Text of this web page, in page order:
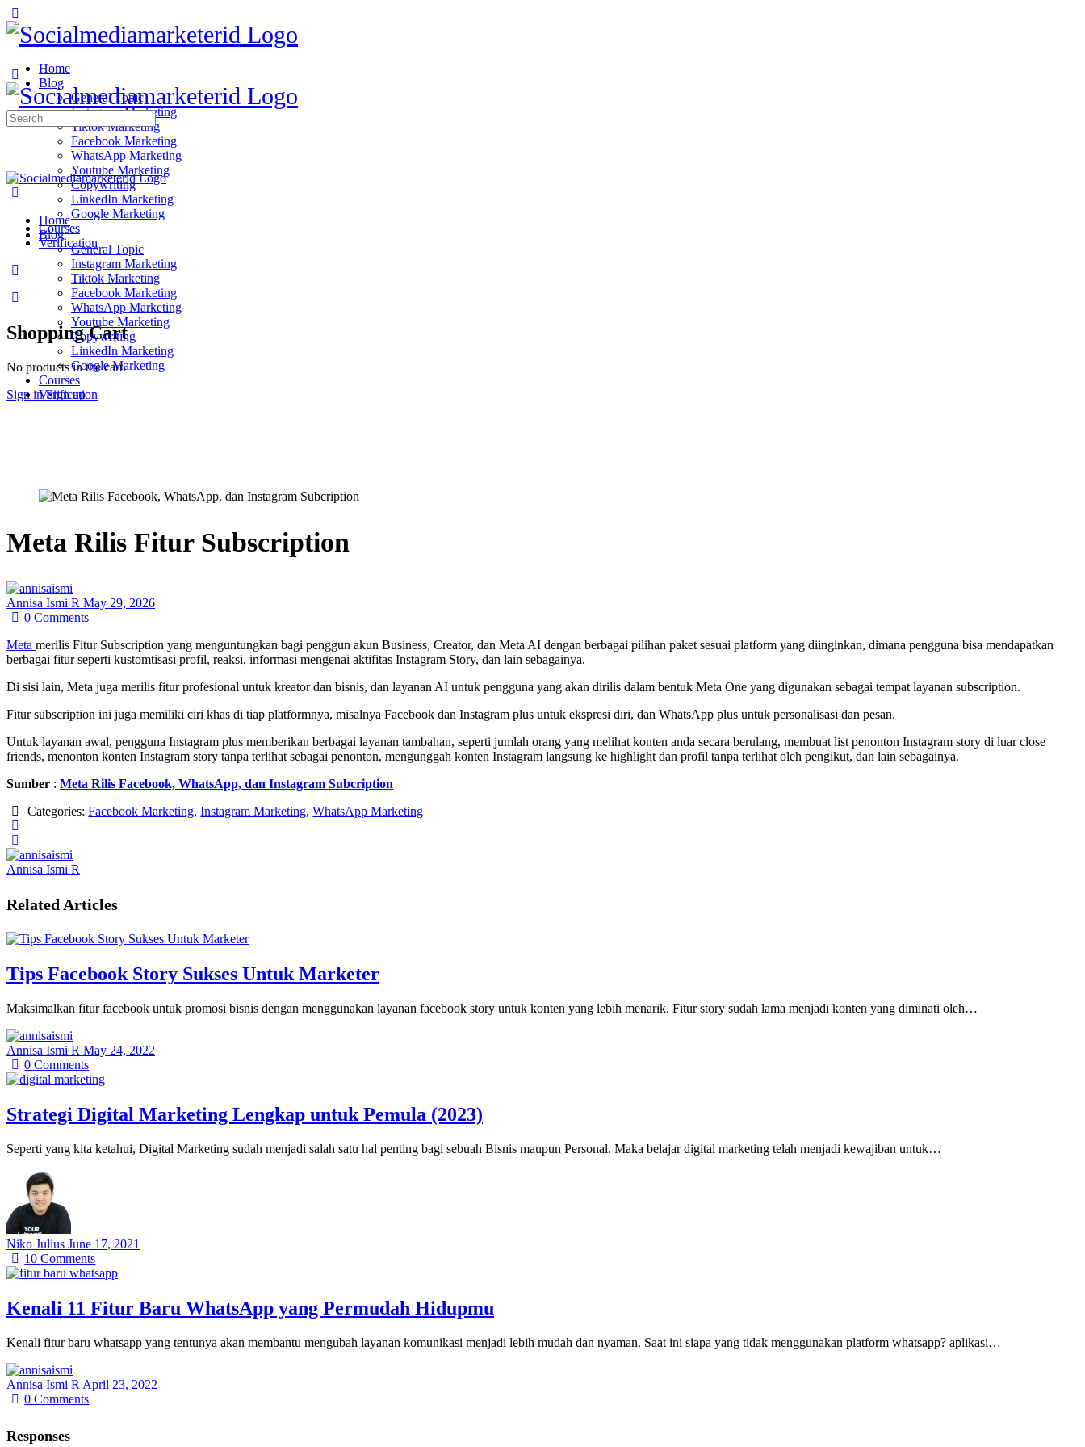
Home
Blog
General Topic
Instagram Marketing
Tiktok Marketing
Facebook Marketing
WhatsApp Marketing
Youtube Marketing
Copywriting
LinkedIn Marketing
Google Marketing
Courses
Verification
Shopping Cart
No products in the cart.
Sign in Sign up
Search
for:
Home
Blog
General Topic
Instagram Marketing
Tiktok Marketing
Facebook Marketing
WhatsApp Marketing
Youtube Marketing
Copywriting
LinkedIn Marketing
Google Marketing
Courses
Verification
Meta Rilis Fitur Subscription
Annisa Ismi R May 29, 2026
0Comments
Meta merilis Fitur Subscription yang menguntungkan bagi penggun akun Business, Creator, dan Meta AI dengan berbagai pilihan paket sesuai platform yang diinginkan, dimana pengguna bisa mendapatkan
berbagai fitur seperti kustomtisasi profil, reaksi, informasi mengenai aktifitas Instagram Story, dan lain sebagainya.
Di sisi lain, Meta juga merilis fitur profesional untuk kreator dan bisnis, dan layanan AI untuk pengguna yang akan dirilis dalam bentuk Meta One yang digunakan sebagai tempat layanan subscription.
Fitur subscription ini juga memiliki ciri khas di tiap platformnya, misalnya Facebook dan Instagram plus untuk ekspresi diri, dan WhatsApp plus untuk personalisasi dan pesan.
Untuk layanan awal, pengguna Instagram plus memberikan berbagai layanan tambahan, seperti jumlah orang yang melihat konten anda secara berulang, membuat list penonton Instagram story di luar close
friends, menonton konten Instagram story tanpa terlihat sebagai penonton, mengunggah konten Instagram langsung ke highlight dan profil tanpa terlihat oleh pengikut, dan lain sebagainya.
Sumber : Meta Rilis Facebook, WhatsApp, dan Instagram Subcription
Categories:Facebook Marketing,Instagram Marketing,WhatsApp Marketing
Annisa Ismi R
Related Articles
Tips Facebook Story Sukses Untuk Marketer
Maksimalkan fitur facebook untuk promosi bisnis dengan menggunakan layanan facebook story untuk konten yang lebih menarik. Fitur story sudah lama menjadi konten yang diminati oleh…
Annisa Ismi R May 24, 2022
0Comments
Strategi Digital Marketing Lengkap untuk Pemula (2023)
Seperti yang kita ketahui, Digital Marketing sudah menjadi salah satu hal penting bagi sebuah Bisnis maupun Personal. Maka belajar digital marketing telah menjadi kewajiban untuk…
Niko Julius June 17, 2021
10Comments
Kenali 11 Fitur Baru WhatsApp yang Permudah Hidupmu
Kenali fitur baru whatsapp yang tentunya akan membantu mengubah layanan komunikasi menjadi lebih mudah dan nyaman. Saat ini siapa yang tidak menggunakan platform whatsapp? aplikasi…
Annisa Ismi R April 23, 2022
0Comments
Responses